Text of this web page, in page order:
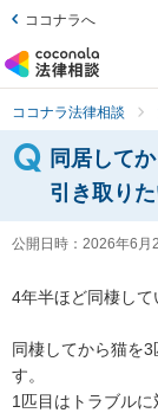
ココナラへ
ココナラ法律相談
同居して
引き取り
公開日時： 2026年6月
4年半ほど同棲して
同棲してから猫を
す。
1匹目はトラブル